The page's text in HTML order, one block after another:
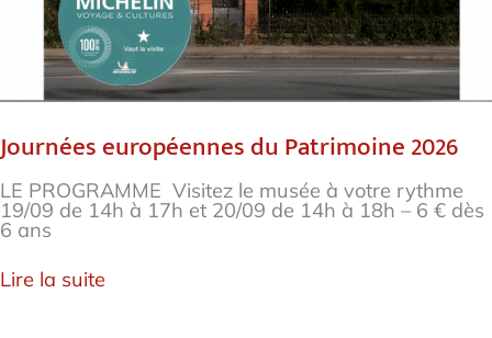
Journées européennes du Patrimoine 2026
LE PROGRAMME Visitez le musée à votre rythme
19/09 de 14h à 17h et 20/09 de 14h à 18h – 6 € dès
6 ans
Lire la suite